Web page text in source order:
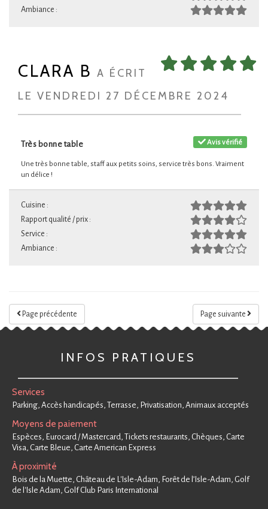
Ambiance :
CLARA B A ÉCRIT
LE VENDREDI 27 DÉCEMBRE 2024
Avis vérifié
Très bonne table
Une très bonne table, staff aux petits soins, service très bons. Vraiment
un délice !
Cuisine :
Rapport qualité / prix :
Service :
Ambiance :
Page suivante
Page précédente
INFOS PRATIQUES
Services
Parking, Accès handicapés, Terrasse, Privatisation, Animaux acceptés
Moyens de paiement
Espèces, Eurocard / Mastercard, Tickets restaurants, Chèques, Carte
Visa, Carte Bleue, Carte American Express
À proximité
Bois de la Muette, Château de L'Isle-Adam, Forêt de l’Isle-Adam, Golf
de l'Isle Adam, Golf Club Paris International